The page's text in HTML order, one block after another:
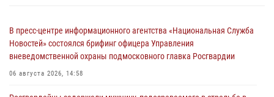
В пресс-центре информационного агентства «Национальная Служба
Новостей» состоялся брифинг офицера Управления
вневедомственной охраны подмосковного главка Росгвардии
06 августа 2026, 14:58